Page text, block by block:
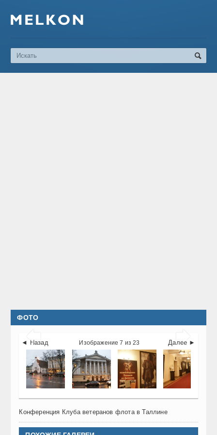
ФОТО
 
◄ Назад Далее ►
Изображение 7 из 23
Конференция Клуба ветеранов флота в Таллине